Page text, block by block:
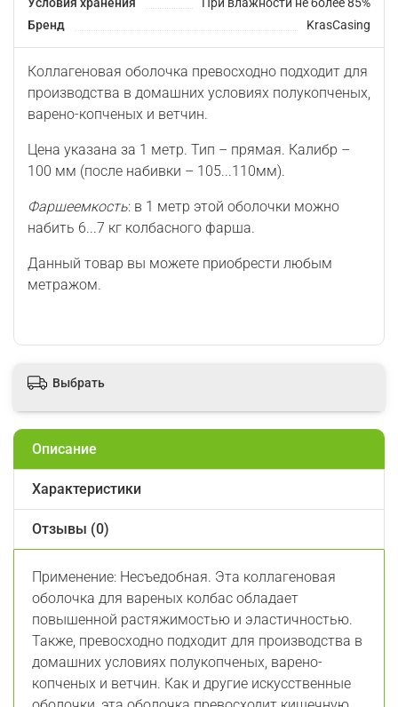
Условия хранения
При влажности не более 85%
Бренд
KrasCasing
Коллагеновая оболочка превосходно подходит для
производства в домашних условиях полукопченых,
варено-копченых и ветчин.
Цена указана за 1 метр. Тип – прямая. Калибр –
100 мм (после набивки – 105...110мм).
Фаршеемкость: в 1 метр этой оболочки можно
набить 6...7 кг колбасного фарша.
Данный товар вы можете приобрести любым
метражом.
Выбрать
Описание
Характеристики
Отзывы (0)
Применение: Несъедобная. Эта коллагеновая
оболочка для вареных колбас обладает
повышенной растяжимостью и эластичностью.
Также, превосходно подходит для производства в
домашних условиях полукопченых, варено-
копченых и ветчин. Как и другие искусственные